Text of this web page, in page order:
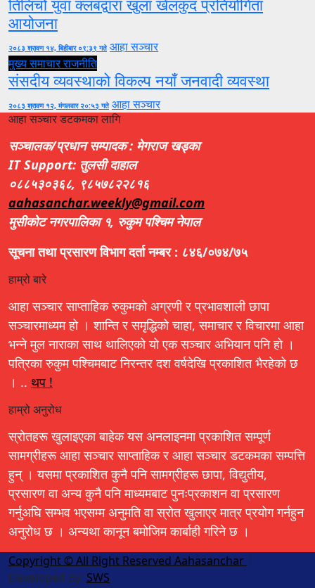
तिलिचो युवा क्लबद्वारा खुला खेलकुद प्रतियोगिता
आयोजना
२०८३ श्रावण १४, बिहीबार ०९:३९ गते आहा सञ्चार
मुख्य समाचारराजनीति
संसदीय व्यवस्थाको विकल्प नयाँ जनवादी व्यवस्था
२०८३ श्रावण १२, मंगलवार २०:५३ गते आहा सञ्चार
आहा सञ्चार डटकमका लागि
सञ्चालक/प्रधान सम्पादक : मेगराज खड्का
IT Support: तुलसी दाहाल
०८८५३०३६८, ९८५७८२२८१६
aahasanchar.weekly@gmail.com
मुसीकोट नगरपालिका १, रुकुम पश्चिम नेपाल
सूचना तथा प्रसारण विभाग दर्ता नम्बर : ८४६/०७४/७५
हाम्रो बारे
आहा सञ्चार साप्ताहिक रुकुमको अग्रणी र प्रभावशाली छापा
सञ्चारमाध्यम हो । शान्ति र समृद्धिको चाहा, समाचार र विचारमा आहा
भन्ने मुल नाराका साथ थालिएको यो एक सञ्चार अभियान पनि हो ।
पत्रिका रुकुम पश्चिमबाट निरन्तर दश वर्षदेखि प्रकाशित भैरहेको छ
। .. थप !
हाम्रो अनुरोध
स्रोतहरू खुलाइएका बाहेक यस अनलाइनमा प्रकाशित सम्पूर्ण
सामग्रीहरू आहा सञ्चार साप्ताहिक र आहा सञ्चार डटकमका सम्पत्ति
हुन् । यसमा प्रकाशित कुनै पनि सामग्रीहरू छापा, विद्युतीय,
प्रसारण वा अन्य कुनै पनि माध्यमबाट पुनःप्रकाशन वा प्रसारण
गर्नुअघि सम्भव भएसम्म अनुमति वा स्रोत खुलाएर मात्र प्रयोग गर्नहुन
अनुरोध छ । अन्यथा कानून बमोजिम कार्बाही गरिने छ ।
Copyright © All Right Reserved Aahasanchar |
Developed By: SWS.